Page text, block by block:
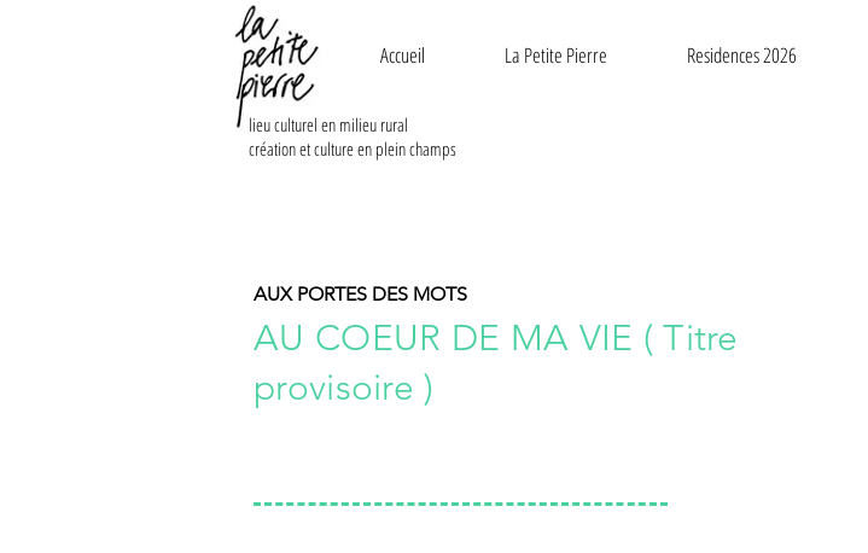
Accueil La Petite Pierre Residences 2026
lieu culturel en milieu rural
création et culture en plein champs
AU COEUR DE MA VIE ( Titre
provisoire )
AUX PORTES DES MOTS